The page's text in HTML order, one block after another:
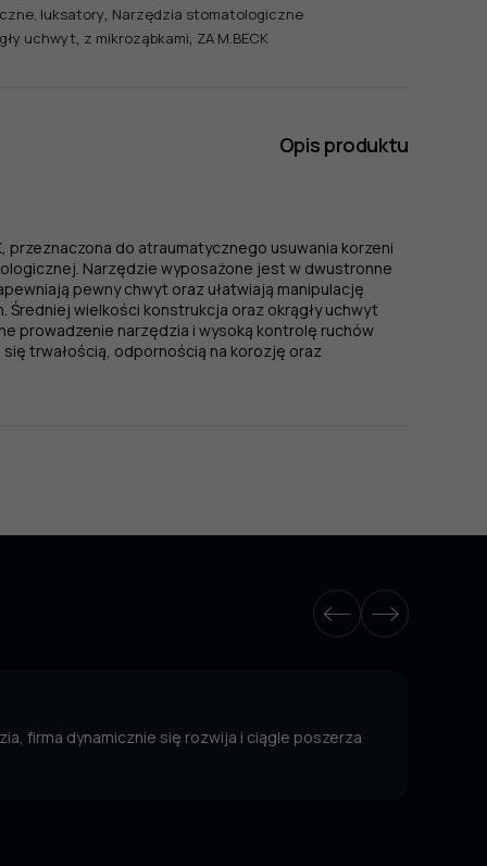
luksatory, Narzędzia stomatologiczne
uchwyt, z mikroząbkami, ZA M.BECK
Opis produktu
przeznaczona do atraumatycznego usuwania korzeni
Narzędzie wyposażone jest w dwustronne
pewny chwyt oraz ułatwiają manipulację
wielkości konstrukcja oraz okrągły uchwyt
prowadzenie narzędzia i wysoką kontrolę ruchów
trwałością, odpornością na korozję oraz
firma dynamicznie się rozwija i ciągle poszerza